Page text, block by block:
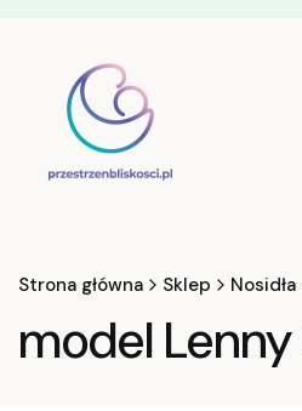
Strona główna Sklep
model